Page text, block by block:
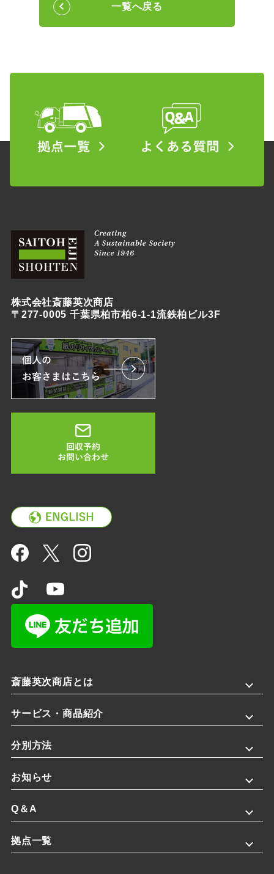
一覧へ戻る
株式会社斎藤英次商店
〒277-0005 千葉県柏市柏6-1-1流鉄柏ビル3F
斎藤英次商店とは
サービス・商品紹介
分別方法
お知らせ
Q＆A
拠点一覧